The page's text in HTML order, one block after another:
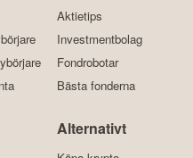
Aktietips
Investmentbolag
Fondrobotar
Bästa fonderna
Alternativt